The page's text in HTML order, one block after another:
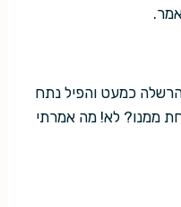
כמעט והפיל נתח
ממנו? לא! מה אמרתי